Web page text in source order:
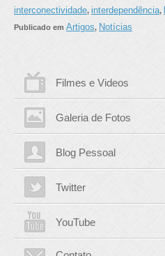
interconectividade, interdependência,
Publicado em Artigos, Notícias
Filmes e Videos
Galeria de Fotos
Blog Pessoal
Twitter
YouTube